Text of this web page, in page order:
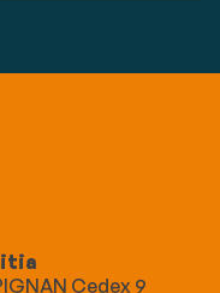
Cedex 9